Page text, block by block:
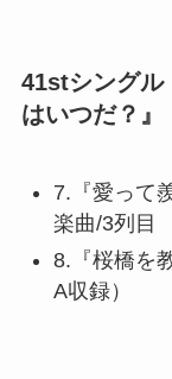
41stシングル
はいつだ？』
7.『愛って
楽曲/3列目
8.『桜橋を
A収録）